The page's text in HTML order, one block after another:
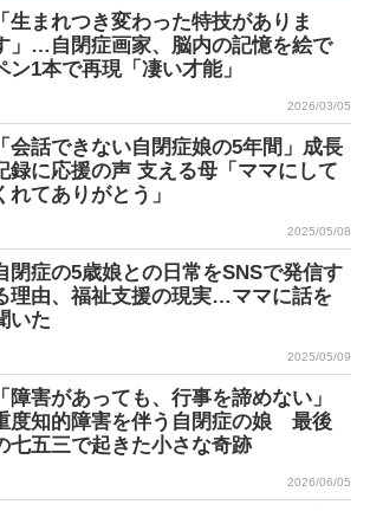
「生まれつき変わった特技がありま
」…自閉症画家、脳内の記憶を絵で
ン1本で再現「凄い才能」
2026/03/05
「会話できない自閉症娘の5年間」成長
録に応援の声 支える母「ママにして
れてありがとう」
2025/05/08
閉症の5歳娘との日常をSNSで発信す
理由、福祉支援の現実…ママに話を
いた
2025/05/09
「障害があっても、行事を諦めない」
度知的障害を伴う自閉症の娘 最後
七五三で起きた小さな奇跡
2026/06/05